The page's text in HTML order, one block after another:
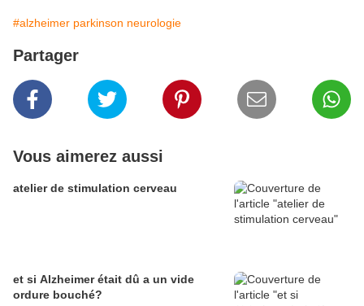
#alzheimer parkinson neurologie
Partager
Vous aimerez aussi
atelier de stimulation cerveau
et si Alzheimer était dû a un vide
ordure bouché?